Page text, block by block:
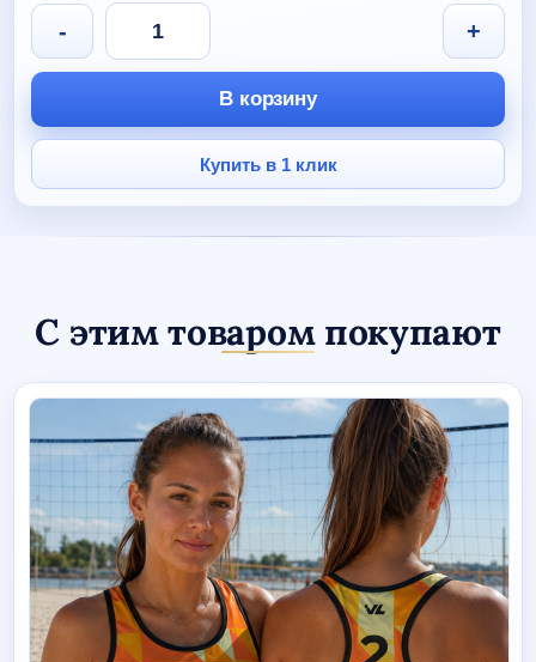
Количество
товара
Значок
светоотражающий
мяч»
- +
В корзину
Купить в 1 клик
С этим товаром покупают